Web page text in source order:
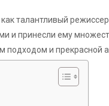
талантливый
и принесли ему
и прекрасной